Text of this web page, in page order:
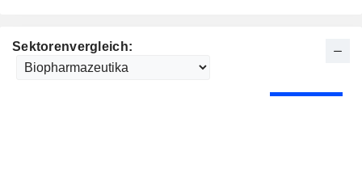
Sektorenvergleich: